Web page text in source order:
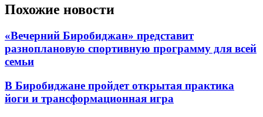
Похожие новости
«Вечерний Биробиджан» представит
разноплановую спортивную программу для всей
семьи
В Биробиджане пройдет открытая практика
йоги и трансформационная игра